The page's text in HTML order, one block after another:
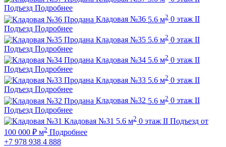
Подъезд Подробнее
Продана Кладовая №36 5.6 м2 0 этаж II
Подъезд Подробнее
Продана Кладовая №35 5.6 м2 0 этаж II
Подъезд Подробнее
Продана Кладовая №34 5.6 м2 0 этаж II
Подъезд Подробнее
Продана Кладовая №33 5.6 м2 0 этаж II
Подъезд Подробнее
Продана Кладовая №32 5.6 м2 0 этаж II
Подъезд Подробнее
Кладовая №31 5.6 м2 0 этаж II Подъезд от
100 000 ₽ м2 Подробнее
+7 978 938 4 888